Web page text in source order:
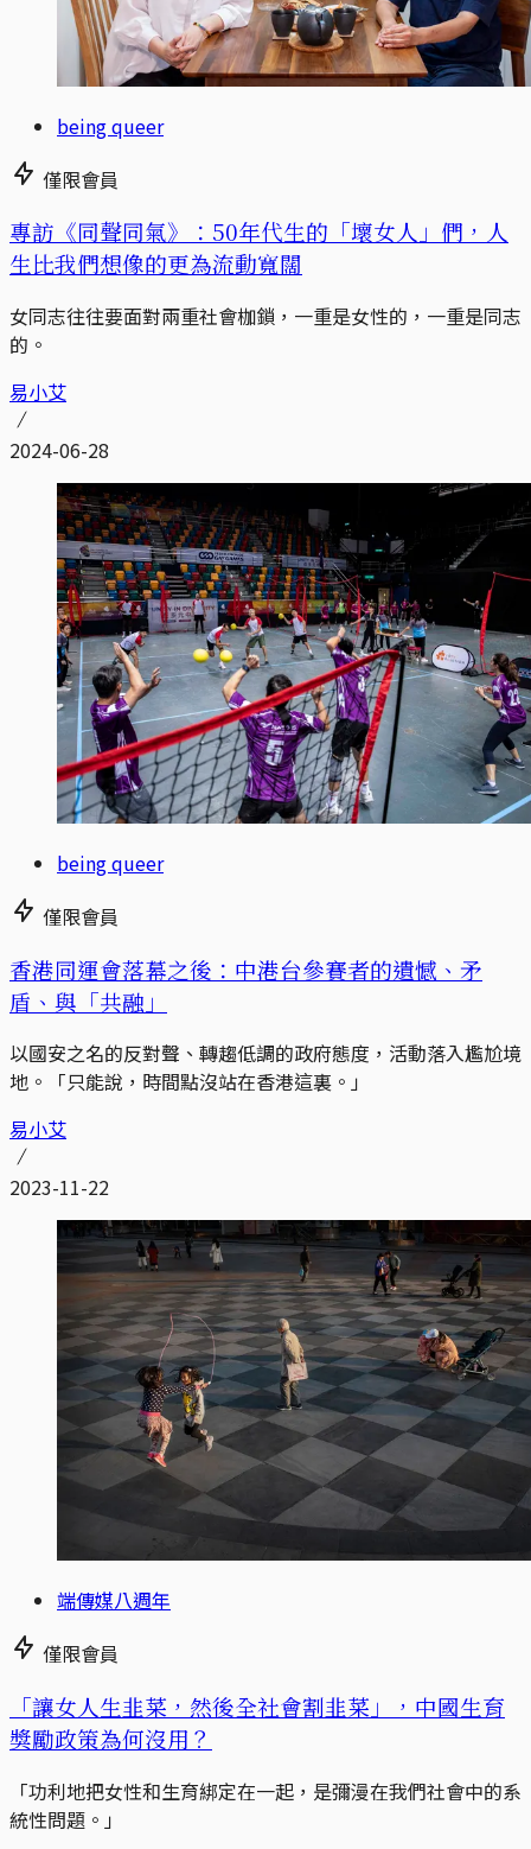
being queer
僅限會員
專訪《同聲同氣》：50年代生的「壞女人」們，人
生比我們想像的更為流動寬闊
女同志往往要面對兩重社會枷鎖，一重是女性的，一重是同志
的。
易小艾
2024-06-28
being queer
僅限會員
香港同運會落幕之後：中港台參賽者的遺憾、矛
盾、與「共融」
以國安之名的反對聲、轉趨低調的政府態度，活動落入尷尬境
地。「只能說，時間點沒站在香港這裏。」
易小艾
2023-11-22
端傳媒八週年
僅限會員
「讓女人生韭菜，然後全社會割韭菜」，中國生育
獎勵政策為何沒用？
「功利地把女性和生育綁定在一起，是彌漫在我們社會中的系
統性問題。」